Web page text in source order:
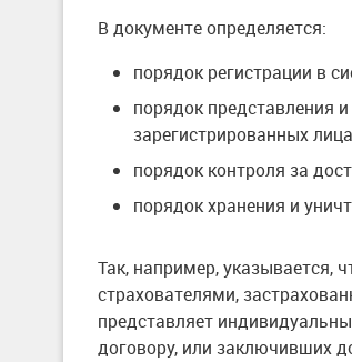
В документе определяется:
порядок регистрации в
порядок представления
зарегистрированных
порядок контроля за
порядок хранения и
Так, например, указывается,
страхователями,
представляет
договору, или заключивших